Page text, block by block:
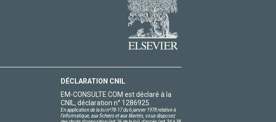
DÉCLARATION CNIL
EM-CONSULTE.COM est déclaré à la
CNIL, déclaration n° 1286925.
En application de la loi nº78-17 du 6 janvier 1978 relative à
l'informatique, aux fichiers et aux libertés, vous disposez